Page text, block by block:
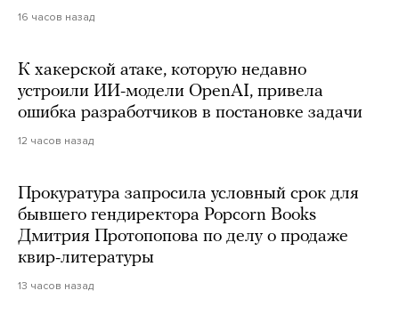
16 часов назад
К хакерской атаке, которую недавно
устроили ИИ-модели OpenAI, привела
ошибка разработчиков в постановке задачи
12 часов назад
Прокуратура запросила условный срок для
бывшего гендиректора Popcorn Books
Дмитрия Протопопова по делу о продаже
квир-литературы
13 часов назад